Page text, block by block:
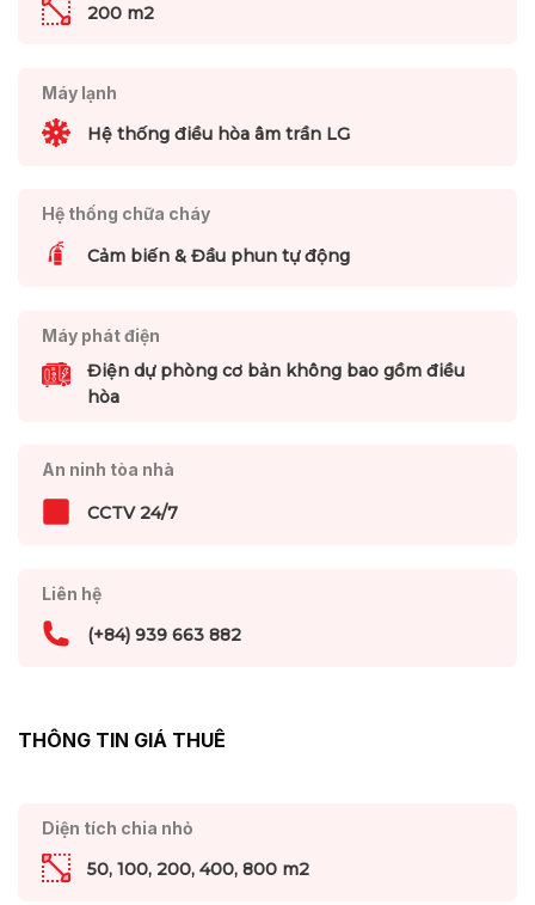
200 m2
Máy lạnh
Hệ thống điều hòa âm trần LG
Hệ thống chữa cháy
Cảm biến & Đầu phun tự động
Máy phát điện
Điện dự phòng cơ bản không bao gồm điều
hòa
An ninh tòa nhà
CCTV 24/7
Liên hệ
(+84) 939 663 882
THÔNG TIN GIÁ THUÊ
Diện tích chia nhỏ
50, 100, 200, 400, 800 m2